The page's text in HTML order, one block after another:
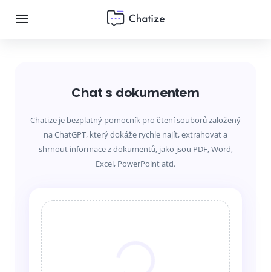
Chat s dokumentem
Chatize je bezplatný pomocník pro čtení souborů založený
na ChatGPT, který dokáže rychle najít, extrahovat a
shrnout informace z dokumentů, jako jsou PDF, Word,
Excel, PowerPoint atd.